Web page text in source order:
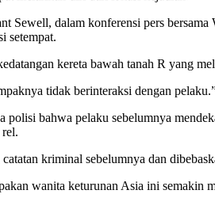
Sewell, dalam konferensi pers
setempat.
kereta bawah tanah R yang
tidak berinteraksi dengan
polisi bahwa pelaku sebelumnya
kriminal sebelumnya dan
wanita keturunan Asia ini